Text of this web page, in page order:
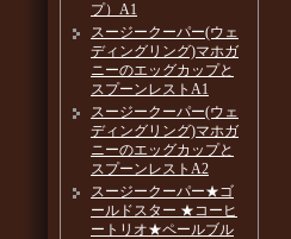
プ）A1
スージークーパー(ウェ
ディングリング)マホガ
ニーのエッグカップと
スプーンレストA1
スージークーパー(ウェ
ディングリング)マホガ
ニーのエッグカップと
スプーンレストA2
スージークーパー★ゴ
ールドスター ★コーヒ
ートリオ★ペールブル